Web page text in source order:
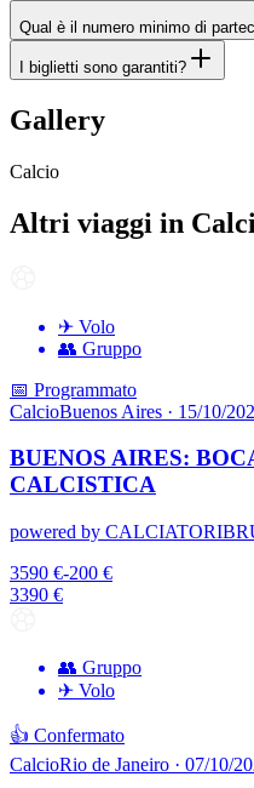
Qual è il numero minimo di
I biglietti sono garantiti?
Gallery
Calcio
Altri viaggi in
✈ Volo
👥 Gruppo
📅 Programmato
CalcioBuenos Aires · 15/10/
BUENOS AIRES:
CALCISTICA
powered by
3590 €-200 €
3390 €
👥 Gruppo
✈ Volo
👍 Confermato
CalcioRio de Janeiro · 07/10/